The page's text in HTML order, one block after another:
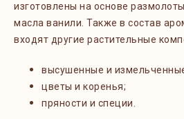
изготовлены на основе
масла ванили. Также в состав
входят другие растительные
высушенные и
цветы и коренья;
пряности и специи.